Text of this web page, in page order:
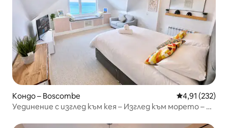
Кондо – Boscombe Средна
4,91 (232)
Уединение с изглед към кея – Изглед към морето – С